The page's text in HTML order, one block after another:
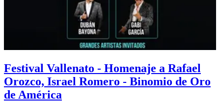
Festival Vallenato - Homenaje a Rafael
Orozco, Israel Romero - Binomio de Oro
de América